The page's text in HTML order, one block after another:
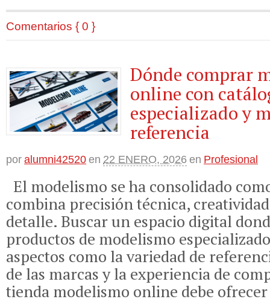
Comentarios { 0 }
Dónde comprar
online con
especializado y
referencia
por alumni42520 en 22 ENERO, 2026 en Profesional
El modelismo se ha consolidado
combina precisión técnica,
detalle. Buscar un espacio digital
productos de modelismo
aspectos como la variedad de
de las marcas y la experiencia de
tienda modelismo online debe